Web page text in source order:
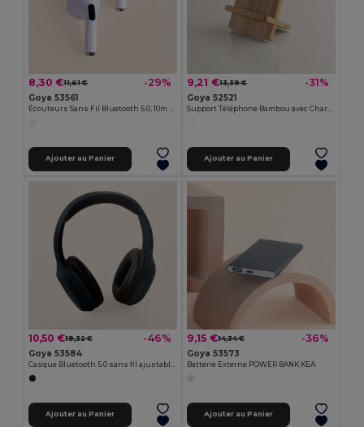
8,30 €11,61 € -29%
Goya 53561
Ajouter au Panier
9,21 €13,39 € -31%
Goya 52521
Ajouter au Panier
10,50 €19,32 € -46%
Goya 53584
Ajouter au Panier
9,15 €14,34 € -36%
Goya 53573
Batterie Externe POWER BANK KEA
Ajouter au Panier